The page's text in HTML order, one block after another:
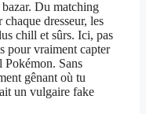
Du matching
dresseur, les
chill et sûrs. Ici, pas
pour vraiment capter
Pokémon. Sans
gênant où tu
un vulgaire fake